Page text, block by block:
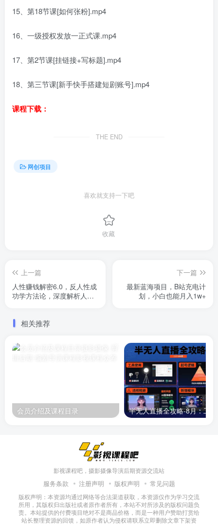
15、第18节课[如何张粉].mp4
16、一级授权发放一正式课.mp4
17、第2节课[挂链接+写标题].mp4
18、第三节课[新手快手搭建短剧账号].mp4
课程下载：
THE END
网创项目
喜欢就支持一下吧
收藏
上一篇
人性赚钱解密6.0，反人性成
功学方法论，深度解析人性
下一篇
最新蓝海项目，B站充电计
划，小白也能月入1w+
相关推荐
会员介绍及课程目录
影视课程吧，摄影摄像导演后期资源交流站
服务条款 注册声明 版权声明 常见问题
版权声明：本资源均通过网络等合法渠道获取，本资源仅作为学习交流
所用，其版权归出版社或者原作者所有，本站不对所涉及的版权问题负
责。本站提供的付费项目绝对不是商品价格，而是一种用户赞助打赏给
站长整理资源的回馈，如原作者认为侵权请联系立即删除文章下架资